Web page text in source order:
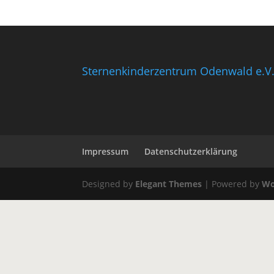
Sternenkinderzentrum Odenwald e.V.
Impressum Datenschutzerklärung
Designed by Elegant Themes | Powered by